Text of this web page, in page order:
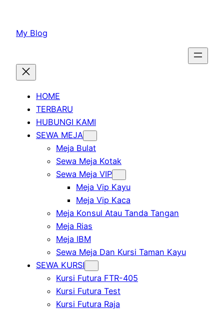
konten
My Blog
HOME
TERBARU
HUBUNGI KAMI
SEWA MEJA
Meja Bulat
Sewa Meja Kotak
Sewa Meja VIP
Meja Vip Kayu
Meja Vip Kaca
Meja Konsul Atau Tanda Tangan
Meja Rias
Meja IBM
Sewa Meja Dan Kursi Taman Kayu
SEWA KURSI
Kursi Futura FTR-405
Kursi Futura Test
Kursi Futura Raja